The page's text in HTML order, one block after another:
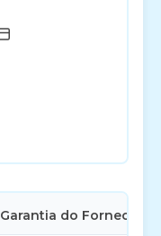
Garantia do Fornecedor